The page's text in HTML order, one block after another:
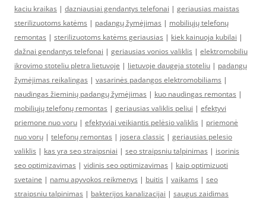
kaciu kraikas | dazniausiai gendantys telefonai | geriausias maistas
sterilizuotoms katėms | padangų žymėjimas | mobiliųjų telefonų
remontas | sterilizuotoms katėms geriausias | kiek kainuoja kubilai |
dažnai gendantys telefonai | geriausias vonios valiklis | elektromobiliu
ikrovimo stoteliu pletra lietuvoje | lietuvoje daugeja stoteliu | padangų
žymėjimas reikalingas | vasarinės padangos elektromobiliams |
naudingas žieminių padangų žymėjimas | kuo naudingas remontas |
mobiliųjų telefonų remontas | geriausias valiklis peliui | efektyvi
priemone nuo voru | efektyviai veikiantis pelėsio valiklis | priemonė
nuo vorų | telefonų remontas | josera classic | geriausias pelesio
valiklis | kas yra seo straipsniai | seo straipsniu talpinimas | isorinis
seo optimizavimas | vidinis seo optimizavimas | kaip optimizuoti
svetaine | namu apyvokos reikmenys | buitis | vaikams | seo
straipsniu talpinimas | bakterijos kanalizacijai | saugus zaidimas